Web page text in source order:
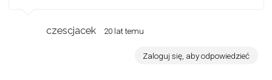
czescjacek 20 lat temu
Zaloguj się, aby odpowiedzieć